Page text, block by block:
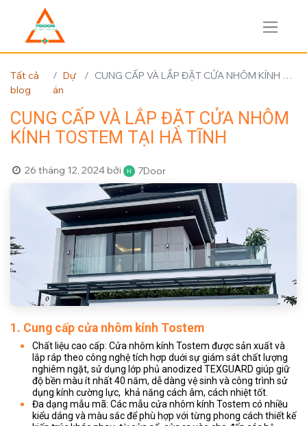
Tất cả
blog
Dự
án
CUNG CẤP VÀ LẮP ĐẶT CỬA NHÔM KÍNH TOSTEM TẠI HÀ TĨNH
CUNG CẤP VÀ LẮP ĐẶT CỬA NHÔM
KÍNH TOSTEM TẠI HÀ TĨNH
26 tháng 12, 2024 bởi 7Door
1. Cung cấp cửa nhôm kính Tostem
​Chất liệu cao cấp: Cửa nhôm kính Tostem được sản xuất và
lắp ráp theo công nghệ tích hợp duới sự giám sát chất lượng
nghiêm ngặt, sử dụng lớp phủ anodized TEXGUARD giúp giữ
độ bền màu ít nhất 40 năm, dễ dàng vệ sinh và công trình sử
dụng kính cường lực, khả năng cách âm, cách nhiệt tốt.
Đa dạng mẫu mã: Các mẫu cửa nhôm kính Tostem có nhiều
kiểu dáng và màu sắc để phù hợp với từng phong cách thiết kế